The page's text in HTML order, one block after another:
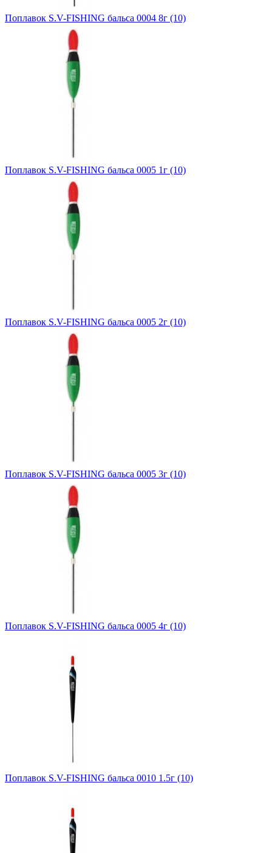
Поплавок S.V-FISHING бальса 0004 8г (10)
Поплавок S.V-FISHING бальса 0005 1г (10)
Поплавок S.V-FISHING бальса 0005 2г (10)
Поплавок S.V-FISHING бальса 0005 3г (10)
Поплавок S.V-FISHING бальса 0005 4г (10)
Поплавок S.V-FISHING бальса 0010 1.5г (10)